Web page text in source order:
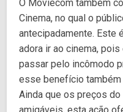
O Moviecom também
Cinema, no qual o
antecipadamente. Este
adora ir ao cinema,
passar pelo incômodo
esse benefício
Ainda que os preços